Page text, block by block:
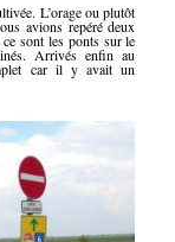
L’orage ou plutôt
avions repéré deux
sont les ponts sur le
Arrivés enfin au
car il y avait un